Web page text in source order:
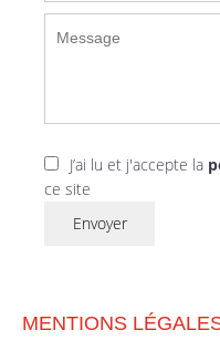
J’ai lu et j'accepte la
ce site
Envoyer
MENTIONS